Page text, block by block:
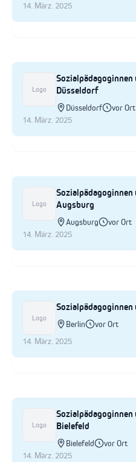
14. März. 2025
Logo
Sozialpädagoginnen
Düsseldorf
Düsseldorf
vor Ort
14. März. 2025
Logo
Sozialpädagoginnen
Augsburg
Augsburg
vor Ort
14. März. 2025
Logo
Berlin
vor Ort
14. März. 2025
Logo
Sozialpädagoginnen
Bielefeld
Bielefeld
vor Ort
14. März. 2025